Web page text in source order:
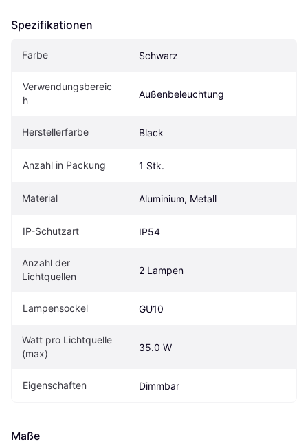
Spezifikationen
Farbe Schwarz
Verwendungsbereic
h
Außenbeleuchtung
Herstellerfarbe Black
Anzahl in Packung 1 Stk.
Material Aluminium, Metall
IP-Schutzart IP54
Anzahl der
Lichtquellen
2 Lampen
Lampensockel GU10
Watt pro Lichtquelle
(max)
35.0 W
Eigenschaften Dimmbar
Maße